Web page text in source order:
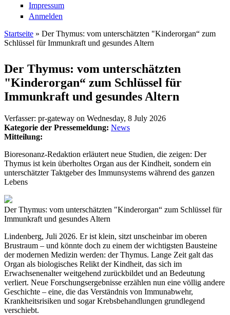
Impressum
Anmelden
Sie sind hier
Startseite » Der Thymus: vom unterschätzten "Kinderorgan“ zum
Schlüssel für Immunkraft und gesundes Altern
Der Thymus: vom unterschätzten
"Kinderorgan“ zum Schlüssel für
Immunkraft und gesundes Altern
Verfasser: pr-gateway on Wednesday, 8 July 2026
Kategorie der Pressemeldung: News
Mitteilung:
Bioresonanz-Redaktion erläutert neue Studien, die zeigen: Der
Thymus ist kein überholtes Organ aus der Kindheit, sondern ein
unterschätzter Taktgeber des Immunsystems während des ganzen
Lebens
Der Thymus: vom unterschätzten "Kinderorgan“ zum Schlüssel für
Immunkraft und gesundes Altern
Lindenberg, Juli 2026. Er ist klein, sitzt unscheinbar im oberen
Brustraum – und könnte doch zu einem der wichtigsten Bausteine
der modernen Medizin werden: der Thymus. Lange Zeit galt das
Organ als biologisches Relikt der Kindheit, das sich im
Erwachsenenalter weitgehend zurückbildet und an Bedeutung
verliert. Neue Forschungsergebnisse erzählen nun eine völlig andere
Geschichte – eine, die das Verständnis von Immunabwehr,
Krankheitsrisiken und sogar Krebsbehandlungen grundlegend
verschiebt.